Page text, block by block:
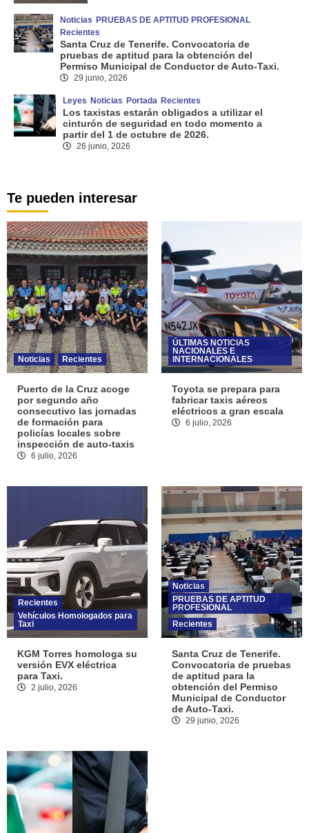
Noticias PRUEBAS DE APTITUD PROFESIONAL
Recientes
Santa Cruz de Tenerife. Convocatoria de
pruebas de aptitud para la obtención del
Permiso Municipal de Conductor de Auto-Taxi.
29 junio, 2026
Leyes Noticias Portada Recientes
Los taxistas estarán obligados a utilizar el
cinturón de seguridad en todo momento a
partir del 1 de octubre de 2026.
26 junio, 2026
Te pueden interesar
Noticias Recientes
Puerto de la Cruz acoge
por segundo año
consecutivo las jornadas
de formación para
policías locales sobre
inspección de auto-taxis
6 julio, 2026
ÚLTIMAS NOTICIAS
NACIONALES E
INTERNACIONALES
Toyota se prepara para
fabricar taxis aéreos
eléctricos a gran escala
6 julio, 2026
Recientes
Vehículos Homologados para
Taxi
KGM Torres homologa su
versión EVX eléctrica
para Taxi.
2 julio, 2026
Noticias
PRUEBAS DE APTITUD
PROFESIONAL
Recientes
Santa Cruz de Tenerife.
Convocatoria de pruebas
de aptitud para la
obtención del Permiso
Municipal de Conductor
de Auto-Taxi.
29 junio, 2026